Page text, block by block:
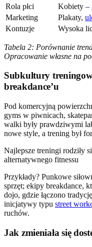
Rola płci
Kobiety –
Marketing
Plakaty,
Kontuzje
Wysoka
Tabela 2: Porównanie
Opracowanie własne na
Subkultury
breakdance’u
Pod komercyjną
gyms w piwnicach,
walki były prawdziwymi
nowe style, a trening był
Najlepsze treningi rodziły
alternatywnego fitnessu
Przykłady? Punkowe
sprzęt; ekipy breakdance,
dojo, gdzie łączono
inicjatywy typu street
ruchów.
Jak zmieniała się